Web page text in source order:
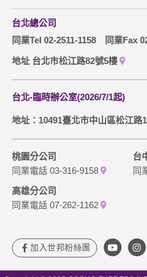
台北總公司
同業Tel 02-2511-1158
同業Fax
地址 台北市松江路82號5樓
台北-臨時辦公室(2026/7/1起)
地址：10491臺北市中山區松江路
桃園分公司
同業電話 03-316-9158
台
同
高雄分公司
同業電話 07-262-1162